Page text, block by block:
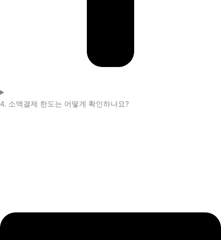
4. 소액결제 한도는 어떻게 확인하나요?